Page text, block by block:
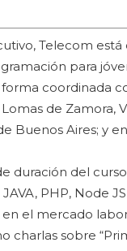
Telecom
para
coordinada
de Zamora,
Buenos Aires; y
duración del
PHP, Node
el mercado
charlas sobre